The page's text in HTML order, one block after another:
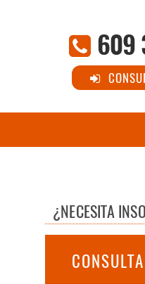
609
¿NECESITA